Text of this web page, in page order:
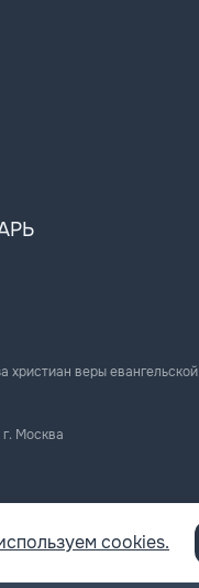
христиан веры евангельской
Москва
cookies.